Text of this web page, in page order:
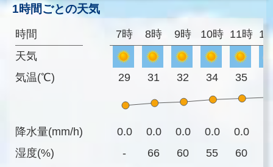
1時間ごとの天気
時間
天気
気温(℃)
降水量(mm/h)
湿度(%)
7時 8時 9時 10時 11時
29 31 32 34 35
0.0 0.0 0.0 0.0 0.0
-
66 60 55 60